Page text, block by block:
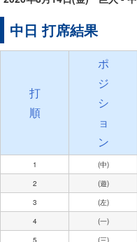
中日 打席結果
打
順
ポ
ジ
シ
ョ
ン
1 (中)
2
(遊)
3
(左)
4
(一)
5
(三)